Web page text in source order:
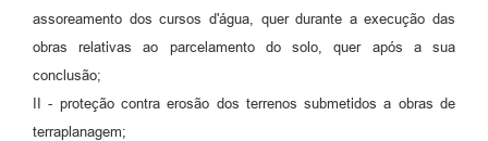
assoreamento dos cursos d'água, quer durante a execução das
obras relativas ao parcelamento do solo, quer após a sua
conclusão;
II - proteção contra erosão dos terrenos submetidos a obras de
terraplanagem;